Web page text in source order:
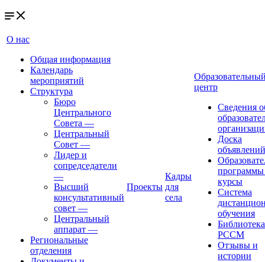
О нас
Общая информация
Календарь
мероприятий
Структура
Бюро
Центрального
Совета —
Центральный
Совет —
Лидер и
сопредседатели
—
Высший
консультативный
совет —
Центральный
аппарат —
Региональные
отделения
Проекты
Кадры
для
села
центр
Сведения
Доска
объявлений
курсы
Система
обучения
Библиотека
РССМ
Отзывы и
истории